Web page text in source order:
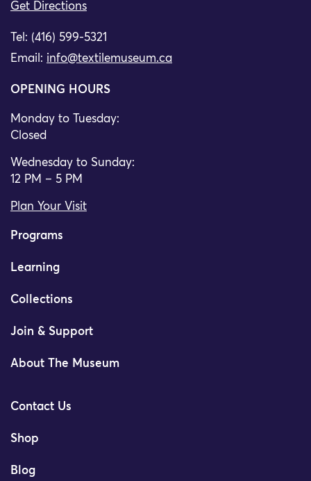
Get Directions
Tel: (416) 599-5321
Email: info@textilemuseum.ca
OPENING HOURS
Monday to Tuesday:
Closed
Wednesday to Sunday:
12 PM – 5 PM
Plan Your Visit
Programs
Learning
Collections
Join & Support
About The Museum
Contact Us
Shop
Blog